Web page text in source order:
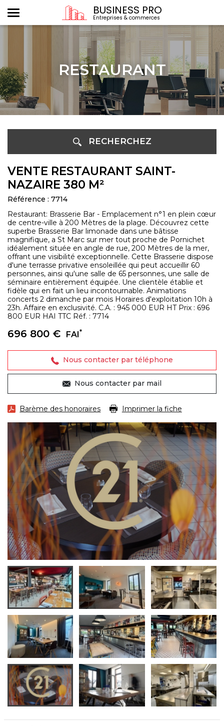
BUSINESS PRO
Entreprises & commerces
RESTAURANT
RECHERCHEZ
VENTE RESTAURANT SAINT-
NAZAIRE 380 M²
Référence : 7714
Restaurant: Brasserie Bar - Emplacement n°1 en plein cœur
de centre-ville à 200 Mètres de la plage. Découvrez cette
superbe Brasserie Bar limonade dans une bâtisse
magnifique, a St Marc sur mer tout proche de Pornichet
idéalement située en angle de rue, 200 Mètres de la mer,
offrant une visibilité exceptionnelle. Cette Brasserie dispose
d'une terrasse privative ensoleillée qui peut accueillir 60
personnes, ainsi qu'une salle de 65 personnes, une salle de
séminaire entièrement équipée. Une clientèle établie et
fidèle qui en fait un lieu incontournable. Animations
concerts 2 dimanche par mois Horaires d'exploitation 10h à
23h. Affaire en exclusivité. C.A. : 945 000 EUR HT Prix : 696
800 EUR HAI TTC Réf. : 7714
696 800 € FAI*
Nous contacter par téléphone
Nous contacter par mail
Barème des honoraires Imprimer la fiche